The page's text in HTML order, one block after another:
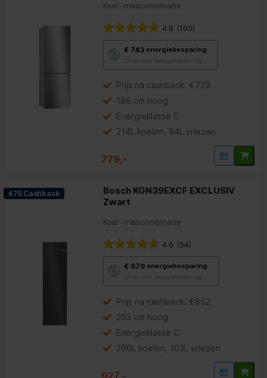
Koel-vriescombinatie
4.8 (100)
€ 743 energiebesparing
Zilver voor energiebesparing
Youreko’s
voor
energiebesparing.
Prijs na cashback: €729
186 cm hoog
Energieklasse C
214L koelen, 94L vriezen
779,-
€75 Cashback
Bosch KGN39EXCF EXCLUSIV
Zwart
Koel-vriescombinatie
4.6 (54)
€ 679 energiebesparing
Zilver voor energiebesparing
Youreko’s
voor
energiebesparing.
Prijs na cashback: €852
203 cm hoog
Energieklasse C
260L koelen, 103L vriezen